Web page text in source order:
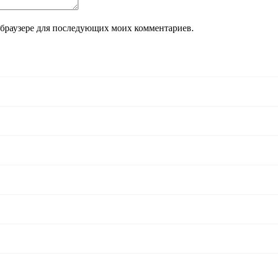
для последующих моих комментариев.